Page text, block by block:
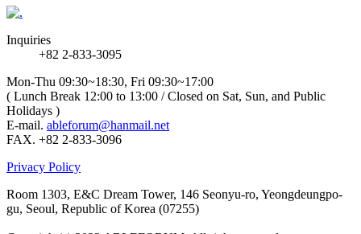
Inquiries
+82 2-833-3095
Mon-Thu 09:30~18:30, Fri 09:30~17:00
( Lunch Break 12:00 to 13:00 / Closed on Sat, Sun, and Public
Holidays )
E-mail. ableforum@hanmail.net
FAX. +82 2-833-3096
Privacy Policy
Room 1303, E&C Dream Tower, 146 Seonyu-ro, Yeongdeungpo-
gu, Seoul, Republic of Korea (07255)